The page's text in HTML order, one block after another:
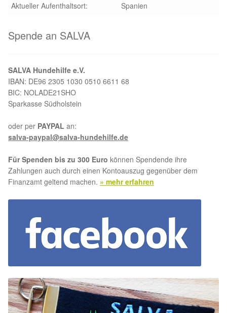
Aktueller Aufenthaltsort:
Spanien
Spende an SALVA
SALVA Hundehilfe e.V.
IBAN: DE96 2305 1030 0510 6611 68
BIC: NOLADE21SHO
Sparkasse Südholstein
oder per PAYPAL an:
salva-paypal@salva-hundehilfe.de
Für Spenden bis zu 300 Euro können Spendende ihre
Zahlungen auch durch einen Kontoauszug gegenüber dem
Finanzamt geltend machen. » mehr erfahren